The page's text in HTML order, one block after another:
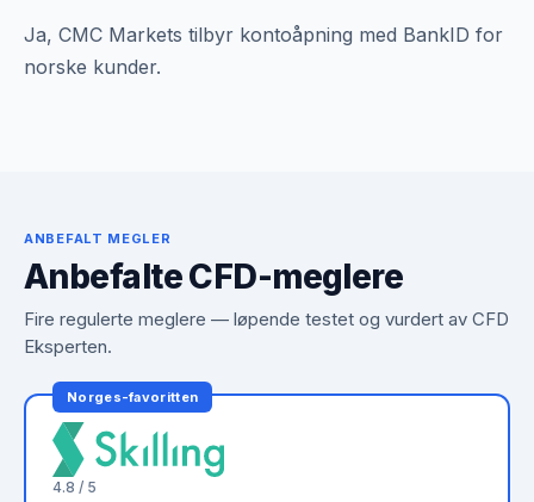
Ja, CMC Markets tilbyr kontoåpning med BankID for
norske kunder.
ANBEFALT MEGLER
Anbefalte CFD-meglere
Fire regulerte meglere — løpende testet og vurdert av CFD
Eksperten.
Norges-favoritten
4.8 / 5